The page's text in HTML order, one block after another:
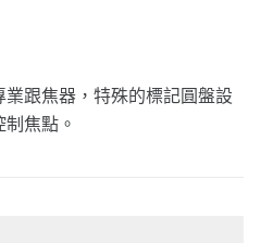
跟焦器，特殊的標記圓盤設
焦點。